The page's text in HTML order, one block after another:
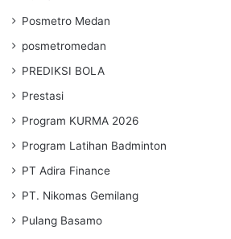
Posmetro Medan
posmetromedan
PREDIKSI BOLA
Prestasi
Program KURMA 2026
Program Latihan Badminton
PT Adira Finance
PT. Nikomas Gemilang
Pulang Basamo